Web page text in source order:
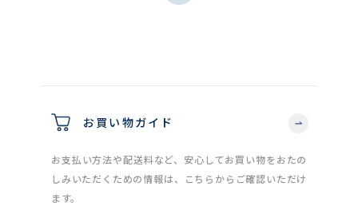
お買い物ガイド
お支払い方法や配送料など、安心してお買い物をおたの
しみいただくための情報は、こちらからご確認いただけ
ます。